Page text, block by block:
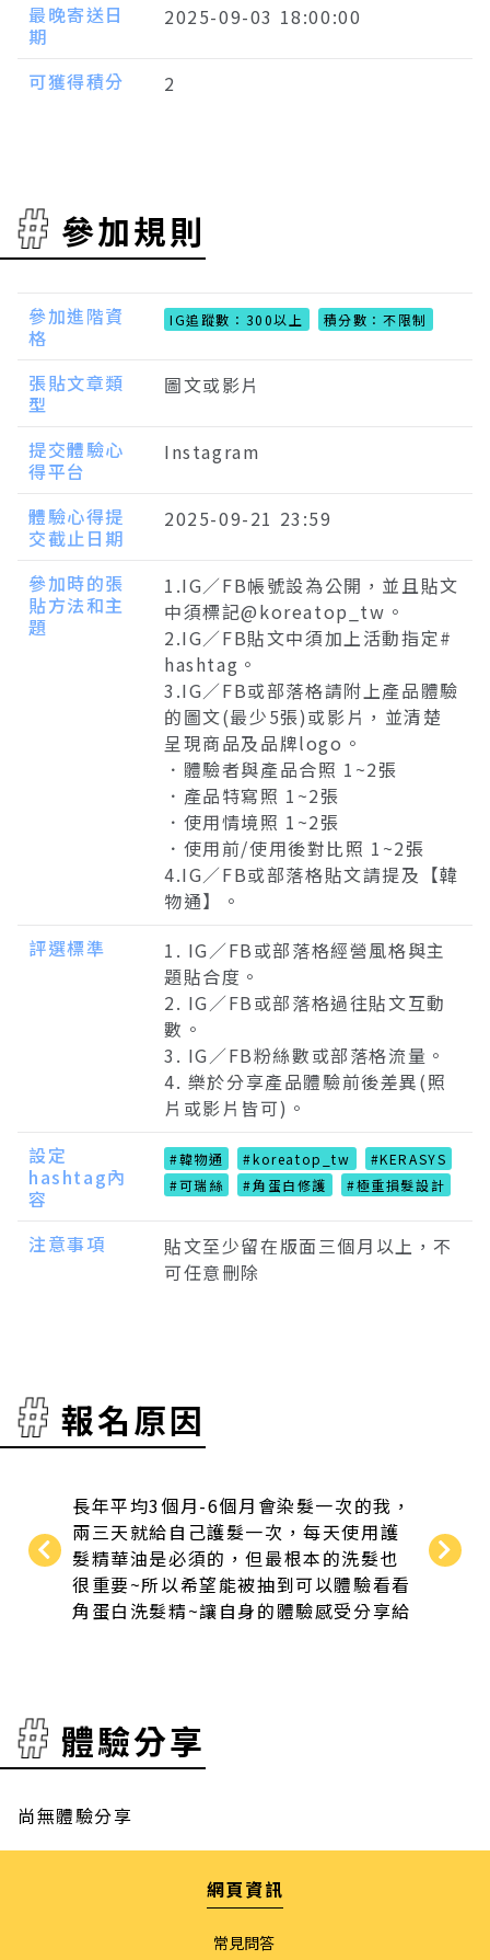
最晚寄送日
期
2025-09-03 18:00:00
可獲得積分 2
參加規則
參加進階資
格
IG追蹤數：300以上 積分數：不限制
張貼文章類
型
圖文或影片
提交體驗心
得平台
Instagram
體驗心得提
交截止日期
2025-09-21 23:59
參加時的張
貼方法和主
題
1.IG∕FB帳號設為公開，並且貼文
中須標記@koreatop_tw。
2.IG∕FB貼文中須加上活動指定#
hashtag。
3.IG∕FB或部落格請附上產品體驗
的圖文(最少5張)或影片，並清楚
呈現商品及品牌logo。
．體驗者與產品合照 1~2張
．產品特寫照 1~2張
．使用情境照 1~2張
．使用前/使用後對比照 1~2張
4.IG∕FB或部落格貼文請提及【韓
物通】。
評選標準
1. IG∕FB或部落格經營風格與主
題貼合度。
2. IG∕FB或部落格過往貼文互動
數。
3. IG∕FB粉絲數或部落格流量。
4. 樂於分享產品體驗前後差異(照
片或影片皆可)。
設定
hashtag內
容
#韓物通 #koreatop_tw
#KERASYS
#可瑞絲
#角蛋白修護 #極重損髮設計
注意事項
貼文至少留在版面三個月以上，不
可任意刪除
報名原因
長年平均3個月-6個月會染髮一次的我，
兩三天就給自己護髮一次，每天使用護
髮精華油是必須的，但最根本的洗髮也
很重要~所以希望能被抽到可以體驗看看
角蛋白洗髮精~讓自身的體驗感受分享給
髮精
善，
體驗分享
尚無體驗分享
網頁資訊
常見問答